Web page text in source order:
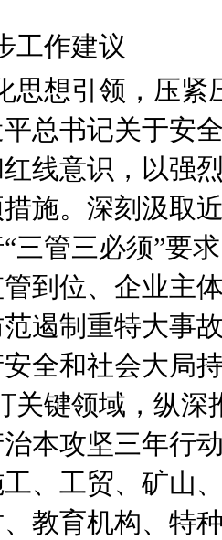
工作建议
思想引领，压
总书记关于安
线意识，以强
施。深刻汲取
“三管三必须”要求
到位、企业主
遏制重特大事
全和社会大局
关键领域，纵深
本攻坚三年行
、工贸、矿山
教育机构、特